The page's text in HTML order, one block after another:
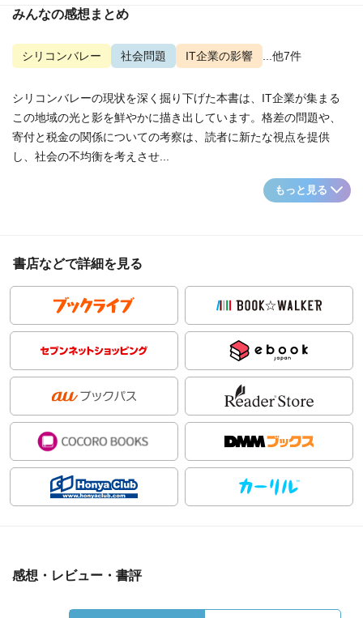
みんなの感想まとめ
シリコンバレー 社会問題 IT企業の影響 ...他7件
シリコンバレーの現状を深く掘り下げた本書は、IT企業が集まる
この地域の光と影を鮮やかに描き出しています。格差の問題や、
寄付と税金の関係についての考察は、読者に新たな視点を提供
し、社会の不均衡を考えさせ...
もっと見る
書店などで詳細を見る
感想・レビュー・書評